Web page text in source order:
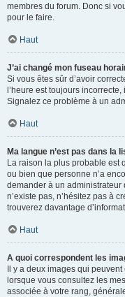
membres du forum. Donc si
pour le faire.
Haut
J’ai changé mon fuseau
Si vous êtes sûr d’avoir
l’heure est toujours
Signalez ce problème à un
Haut
Ma langue n’est pas dans la
La raison la plus probable est
ou bien que personne n’a
demander à un administrateur
n’existe pas, n’hésitez pas à
trouverez davantage
Haut
A quoi correspondent les
Il y a deux images qui
lorsque vous consultez les
associée à votre rang,